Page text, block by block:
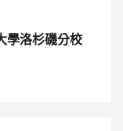
學洛杉磯分校